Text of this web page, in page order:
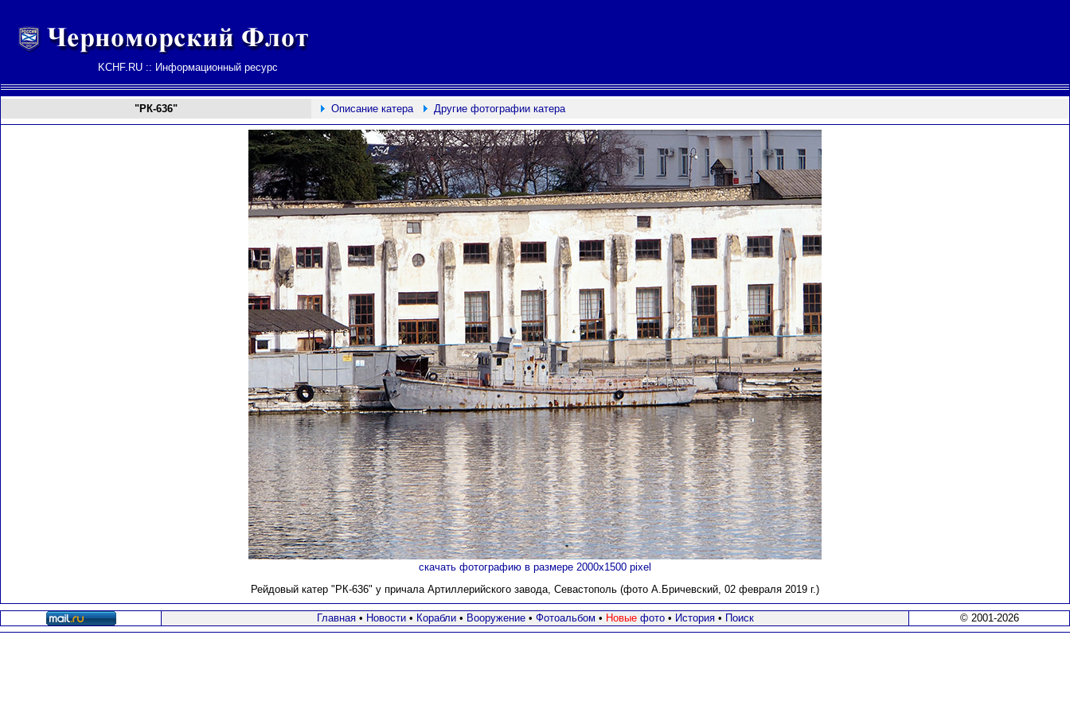
KCHF.RU :: Информационный ресурс
"РК-636" Описание катера Другие фотографии катера
скачать фотографию в размере 2000х1500 pixel
Рейдовый катер "РК-636" у причала Артиллерийского завода, Севастополь (фото А.Бричевский, 02 февраля 2019 г.)
Главная• Новости• Корабли• Вооружение • Фотоальбом • Новыефото • История• Поиск © 2001-2026